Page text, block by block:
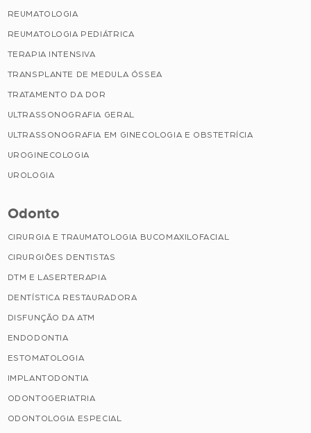
REUMATOLOGIA
REUMATOLOGIA PEDIÁTRICA
TERAPIA INTENSIVA
TRANSPLANTE DE MEDULA ÓSSEA
TRATAMENTO DA DOR
ULTRASSONOGRAFIA GERAL
ULTRASSONOGRAFIA EM GINECOLOGIA E OBSTETRÍCIA
UROGINECOLOGIA
UROLOGIA
Odonto
CIRURGIA E TRAUMATOLOGIA BUCOMAXILOFACIAL
CIRURGIÕES DENTISTAS
DTM E LASERTERAPIA
DENTÍSTICA RESTAURADORA
DISFUNÇÃO DA ATM
ENDODONTIA
ESTOMATOLOGIA
IMPLANTODONTIA
ODONTOGERIATRIA
ODONTOLOGIA ESPECIAL